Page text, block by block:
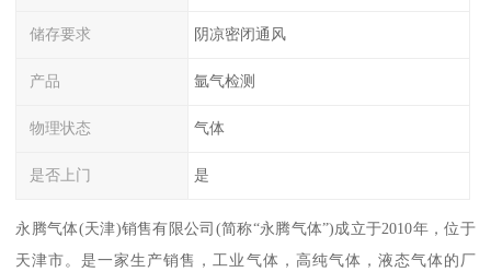
储存要求 阴凉密闭通风
产品 氩气检测
物理状态 气体
是否上门 是
永腾气体(天津)销售有限公司(简称“永腾气体”)成立于2010年，位于
天津市。是一家生产销售，工业气体，高纯气体，液态气体的厂